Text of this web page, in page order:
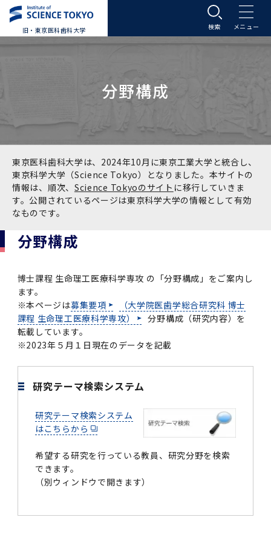
旧・東京医科歯科大学
学長メッセージ
基本理念・沿革
基本理念・沿革トップ
建物沿革
歴代校長及び学長
学生歌
東京医科歯科大学の特色
学
教育について
研究について
医療について
東京医科歯科大学の誓い
キャンパスマップ
運営組織トップ
大学組織一覧
学長・役員
理事･監事
役員会
広報誌・刊行物
広報誌・刊行物トップ
大学紹介動画
大学紹介動画
キャンパスライフ編
統合報告書
広報誌
大学の計画と評価
大学の計画と評価トップ
大学評価の制度についてトップ
概説
1-1．第４期中期目標・中期計画等について【6
1-1．第４期中期目標・中期計画等について【6
1-2.年度計画・年度評価等について【第1期～
四大学連合
四大学連合憲章等
四大学連合憲章等トップ
複合領域コース(四大学共通)
情報公開・個人情報トップ
情報公開制度
東京医科歯科大学ＳＤＧｓ推進宣言
男性職員の育児休業等取得推進宣言
入学案内トップ
大学案内
学部受験生向け「大学案内」（冊子）
アドミッション・ポリシー
入試制度
入試制度トップ
入試データ
これまでの学部入試変更点
学部などについて
ILA国府台
医学部
学生生活などについてトップ
授業料・入学料・検定料
イベント
イベントトップ
資料請求
大学院入学案内トップ
募集要項
募集要項トップ
保健衛生学研究科
FAQ
ョイント・ディグリープログラム：JDP）
WEB出願
過去の試験問題・入試データ
TOEFL-ITP試験結果（スコアレポート）の返
却について
大学院入学希望者向け入試説明会
聴講生・科目等履修生および大学院研究生募集
聴講生・科目等履修生および大学院研究生募集
トップ
医学部
歯学部
生体材料工学研究所
難治疾患研究所
大学院研究生
入学に関するお問い合わせ窓口
学生生活
学生生活トップ
Science Tokyo SPRING (医歯学系)
令和8年度（2026年度）総合知と癒しの次世代
フロントランナー育成プログラム Science
Tokyo Post-SPRING(医歯学系)春募集につい
て
代フロントランナー育成プログラム Science
について
Call for Applications to Science Tokyo
Post-SPRING（MD）Program for the 2026
Academic Year by Eligible Students
令和8年度（2026年度）トップレベルAI研究の
ための共創型エキスパート人材育成プログラム
対象学生（Science Tokyo BOOST（医歯学
系）生）の募集について
エキスパート人材育成プログラム対象学生（医
令和６年度（2024年度）TMDUトップレベル
AI研究のための共創型エキスパート人材育成プ
ログラム 対象学生（TMDU-BOOST生）の募
集について
援制度
CS（クリニシャン・サイエンティスト）養成支
援制度トップ
て
Call for Applications for the Clinician
Scientist (CS) Training Support Program
for Academic Year 2026
授業・カリキュラム
授業・カリキュラムトップ
四大学連合･複合領域コース
教育要項（学部シラバス）
履修要項（大学院シラバス）
保健衛生学研究科科目等履修生について
入学料・授業料・奨学金
入学料・授業料・奨学金トップ
授業料・入学料・検定料
授業料・入学料・検定料トップ
授業料・入学料・検定料
入学料・授業料免除・徴収猶予について
入学料・授業料免除・徴収猶予について
(Admission & Tuition
Exemption/Deferment)
入学料・授業料免除・徴収猶予について
奨学金について
留学情報
学生生活サポート
学生生活サポートトップ
アルバイトについて
アパート等の紹介
各種支援制度
就職・キャリア支援
就職・キャリア支援トップ
サークル・学園祭
教育研究組織等
教育研究組織等トップ
ポリシー
ポリシートップ
医学部（医学科･保健衛生学科）
大学院医歯学総合研究科
大学院保健衛生学研究科
医学部（医学科･保健衛生学科）
医学部（医学科･保健衛生学科）トップ
保健衛生学科 【看護学専攻】
保健衛生学科 【検査技術学専攻】
歯学部（歯学科･口腔保健学科）
歯学科
口腔保健学科【口腔保健衛生学専攻】
大学院医歯学総合研究科トップ
修士課程 医歯理工保健学専攻
学（MMA）コース】
大学院保健衛生学研究科
大学院保健衛生学研究科トップ
歯学部（歯学科･口腔保健学科）
教養部
教養部トップ
らせ
ILA国府台担当教員一覧
大学院医歯学総合研究科
修士課程 医歯理工保健学専攻
修士課程 医歯理工保健学専攻トップ
修士課程 医歯理工保健学専攻【医療管理政策
学（MMA）コース】
修士課程 医歯理工保健学専攻 グローバルヘル
大学院保健衛生学研究科トップ
研究科長挨拶
寄附講座・寄附部門一覧
ジョイントリサーチ講座・ジョイントリサーチ
部門一覧
生体材料工学研究所
大学病院
歯科（歯系診療部門）
外部資金
外部資金トップ
研究費獲得支援
e-Rad 府省共通研究開発管理システム(外部サ
イト)
科研費電子申請システム(外部サイト)
研究助成金
研究手続き
研究手続きトップ
利益相反申告システム(学外利用時VPN必要)
臨床研究審査委員会申請システム
VPN必要)
研究活動
研究情報データベース
機関リポジトリ
研究組織トップ
若手研究者支援センター（YISC）
取り組み・規制
取り組み・規制トップ
事務部
大学基金
受験生
学内サイト EN
分野構成
東京医科歯科大学は、2024年10月に東京工業大学と統合し、
東京科学大学（Science Tokyo）となりました。本サイトの
情報は、順次、 Science Tokyoのサイト に移行していきま
す。公開されているページは東京科学大学の情報として有効
なものです。
分野構成
博士課程 生命理工医療科学専攻 の「分野構成」をご案内し
ます。
※本ページは募集要項
（大学院医歯学総合研究科 博士
課程 生命理工医療科学専攻）
分野構成（研究内容）を
転載しています。
※2023年５月１日現在のデータを記載
研究テーマ検索システム
研究テーマ検索システム
はこちらから
希望する研究を行っている教員、研究分野を検索
できます。
（別ウィンドウで開きます）